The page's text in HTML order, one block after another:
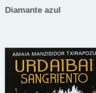
Diamante azul